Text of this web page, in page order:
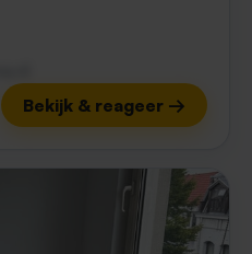
Bekijk & reageer →